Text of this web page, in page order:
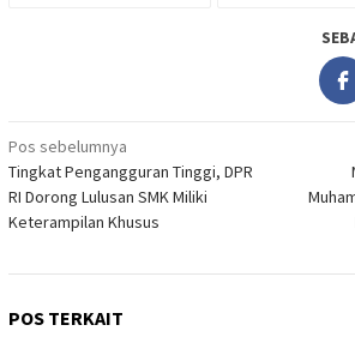
Navigasi
pos
Pos sebelumnya
Tingkat Pengangguran Tinggi, DPR
RI Dorong Lulusan SMK Miliki
Keterampilan Khusus
POS TERKAIT